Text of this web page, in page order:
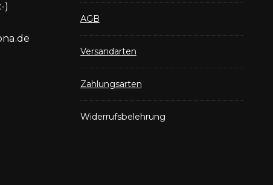
)
AGB
Versandarten
Zahlungsarten
Widerrufsbelehrung